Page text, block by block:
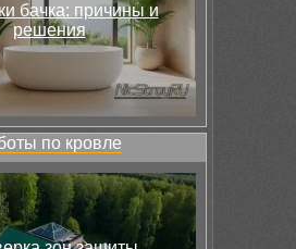
бачка: причины и
решения
по кровле